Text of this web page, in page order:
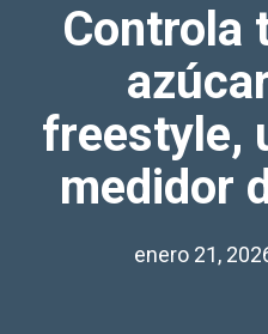
Controla
freestyle,
medidor
enero 21,